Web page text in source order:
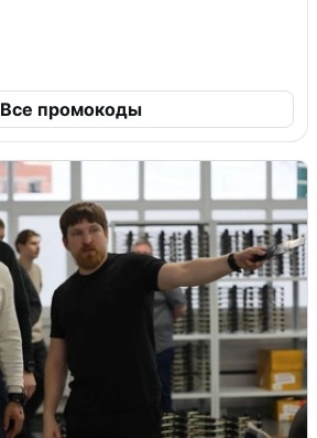
Все промокоды